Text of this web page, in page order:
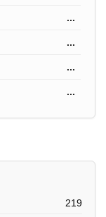
...
...
...
...
219